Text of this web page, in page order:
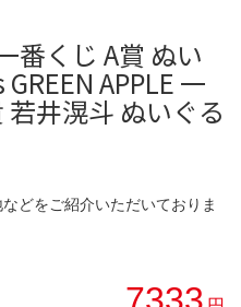
番くじ A賞 ぬい
APPLE 一
井滉斗 ぬいぐる
どをご紹介いただいておりま